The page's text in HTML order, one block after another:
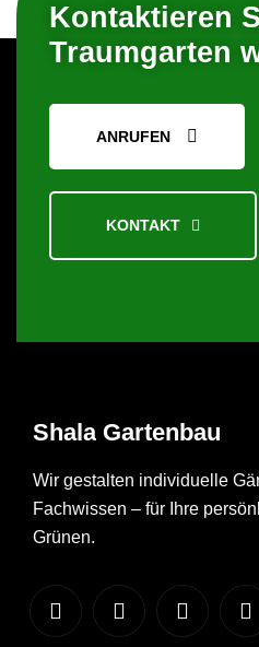
Kontaktieren
Traumgarten
ANRUFEN
KONTAKT
Shala Gartenbau
Wir gestalten individuelle
Fachwissen – für Ihre
Grünen.